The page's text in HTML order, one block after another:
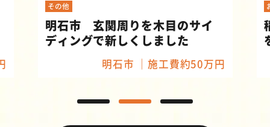
その他
明石市 玄関周りを木目のサイ
ディングで新しくしました
明石市 施工費約50万円